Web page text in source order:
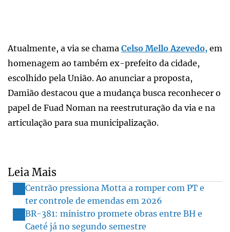
Atualmente, a via se chama Celso Mello Azevedo, em
homenagem ao também ex-prefeito da cidade,
escolhido pela União. Ao anunciar a proposta,
Damião destacou que a mudança busca reconhecer o
papel de Fuad Noman na reestruturação da via e na
articulação para sua municipalização.
Leia Mais
Centrão pressiona Motta a romper com PT e
ter controle de emendas em 2026
BR-381: ministro promete obras entre BH e
Caeté já no segundo semestre